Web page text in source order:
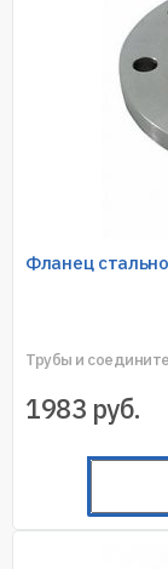
Фланец
Трубы и
1983 руб.